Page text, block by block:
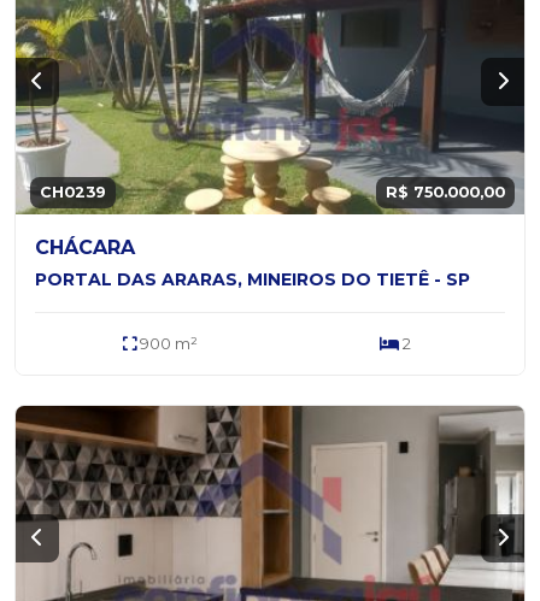
CH0239 R$ 750.000,00
CHÁCARA
PORTAL DAS ARARAS, MINEIROS DO TIETÊ - SP
900 m² 2